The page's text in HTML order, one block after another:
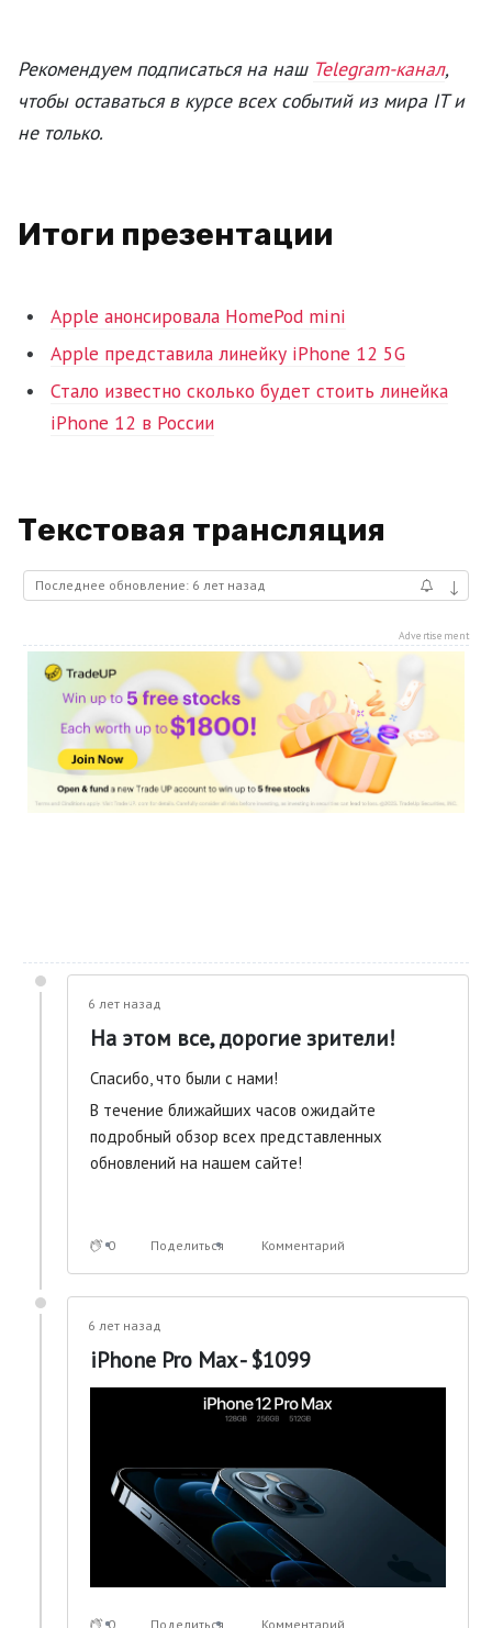
Рекомендуем подписаться на наш Telegram-канал,
чтобы оставаться в курсе всех событий из мира IT и
не только.
Итоги презентации
Apple анонсировала HomePod mini
Apple представила линейку iPhone 12 5G
Стало известно сколько будет стоить линейка
iPhone 12 в России
Текстовая трансляция
Последнее обновление: 6 лет назад ↓
Advertisement
6 лет назад
На этом все, дорогие зрители!
Спасибо, что были с нами!
В течение ближайших часов ожидайте
подробный обзор всех представленных
обновлений на нашем сайте!
0 Поделиться Комментарий
6 лет назад
iPhone Pro Max - $1099
0 Поделиться Комментарий